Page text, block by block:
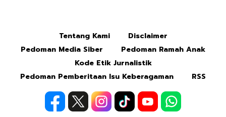
Tentang Kami
Disclaimer
Pedoman Media Siber
Pedoman Ramah Anak
Kode Etik Jurnalistik
Pedoman Pemberitaan Isu Keberagaman
RSS